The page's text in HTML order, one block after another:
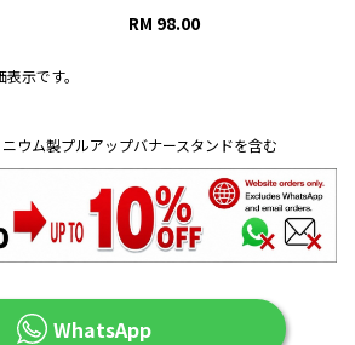
RM 98.00
示です。
ウム製プルアップバナースタンドを含む
WhatsApp